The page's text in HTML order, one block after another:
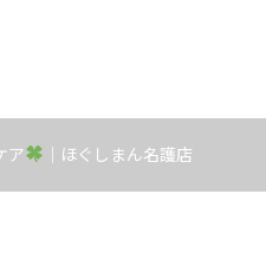
ア ｜ほぐしまん名護店